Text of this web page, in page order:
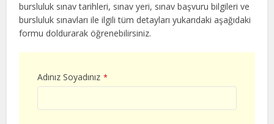
bursluluk sınav tarihleri, sınav yeri, sınav başvuru bilgileri ve
bursluluk sınavları ile ilgili tüm detayları yukarıdaki aşağıdaki
formu doldurarak öğrenebilirsiniz.
Adınız Soyadınız *